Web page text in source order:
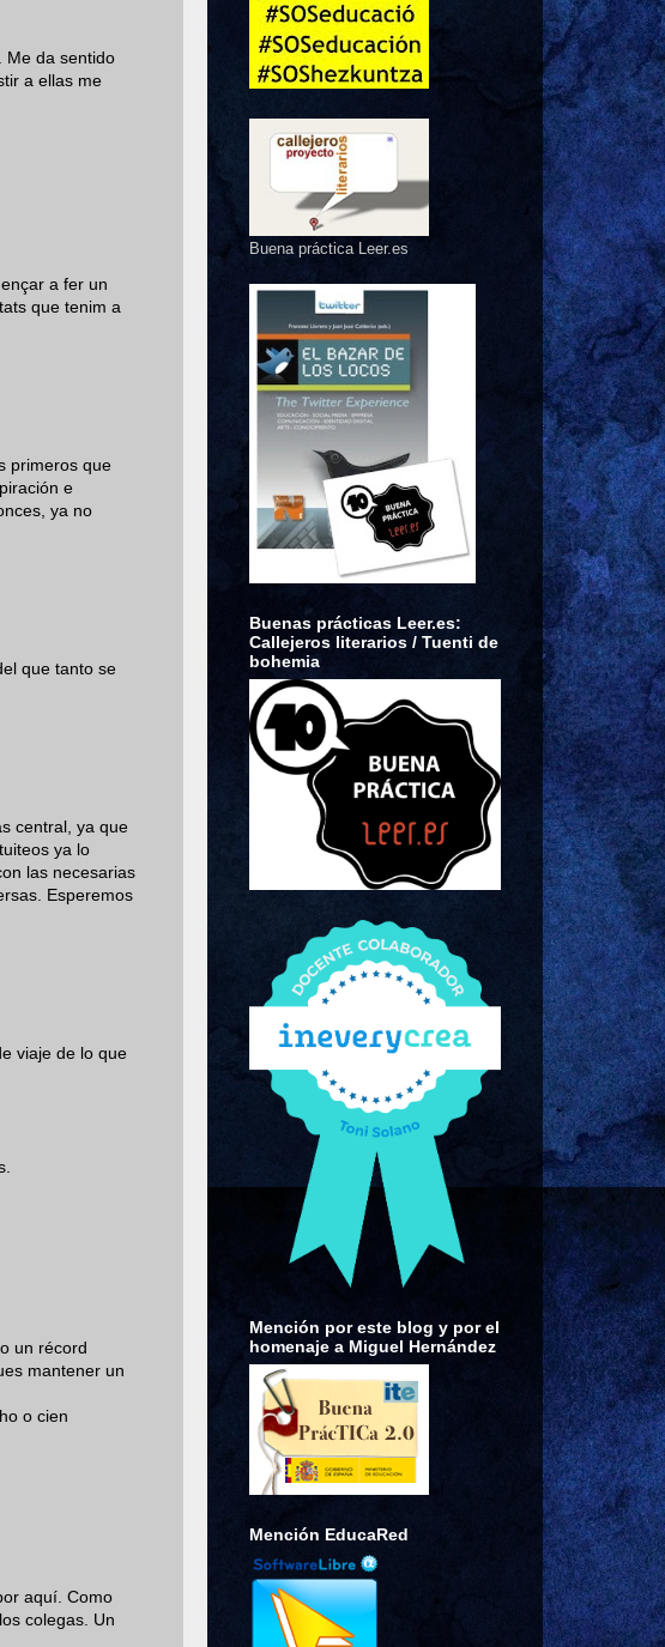
Me da sentido
a ellas me
a fer un
que tenim a
primeros que
e
ya no
que tanto se
central, ya que
ya lo
las necesarias
Esperemos
viaje de lo que
un récord
mantener un
o cien
aquí. Como
colegas. Un
Buena práctica Leer.es
Buenas prácticas Leer.es:
Callejeros literarios / Tuenti de
bohemia
Mención por este blog y por el
homenaje a Miguel Hernández
Mención EducaRed